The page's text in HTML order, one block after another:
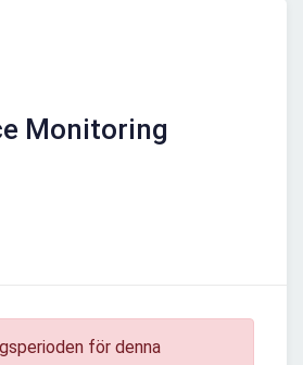
Monitoring
för denna